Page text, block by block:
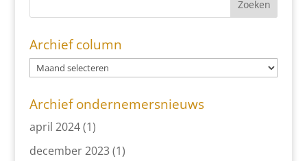
Archief column
Archief ondernemersnieuws
april 2024(1)
december 2023(1)